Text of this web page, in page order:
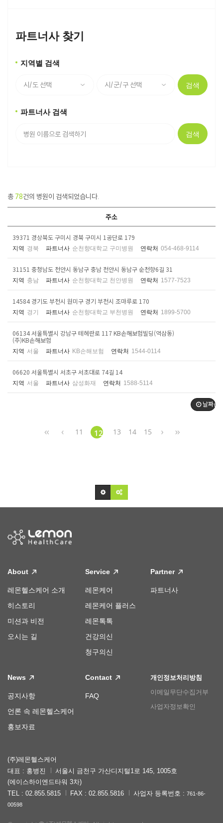
파트너사 찾기
지역별 검색
검색
파트너사 검색
검색
총 78건의 병원이 검색되었습니다.
주소
39371 경상북도 구미시 경북 구미시 1공단로 179
지역 경북 파트너사 순천향대학교 구미병원 연락처 054-468-9114
31151 충청남도 천안시 동남구 충남 천안시 동남구 순천향6길 31
지역 충남 파트너사 순천향대학교 천안병원 연락처 1577-7523
14584 경기도 부천시 원미구 경기 부천시 조마루로 170
지역 경기 파트너사 순천향대학교 부천병원 연락처 1899-5700
06134 서울특별시 강남구 테헤란로 117 KB손해보험빌딩(역삼동)
(주)KB손해보험
지역 서울 파트너사 KB손해보험 연락처 1544-0114
06620 서울특별시 서초구 서초대로 74길 14
지역 서울 파트너사 삼성화재 연락처 1588-5114
날짜순
11 12 13 14 15
About
레몬헬스케어 소개
히스토리
미션과 비전
오시는 길
Service
레몬케어
레몬케어 플러스
레몬톡톡
건강의신
청구의신
Partner
파트너사
News
공지사항
언론 속 레몬헬스케어
홍보자료
Contact
FAQ
개인정보처리방침
이메일무단수집거부
사업자정보확인
(주)레몬헬스케어
대표 : 홍병진
서울시 금천구 가산디지털1로 145, 1005호
(에이스하이엔드타워 3차)
TEL : 02.855.5815
FAX : 02.855.5816 사업자 등록번호 : 761-86-
00598